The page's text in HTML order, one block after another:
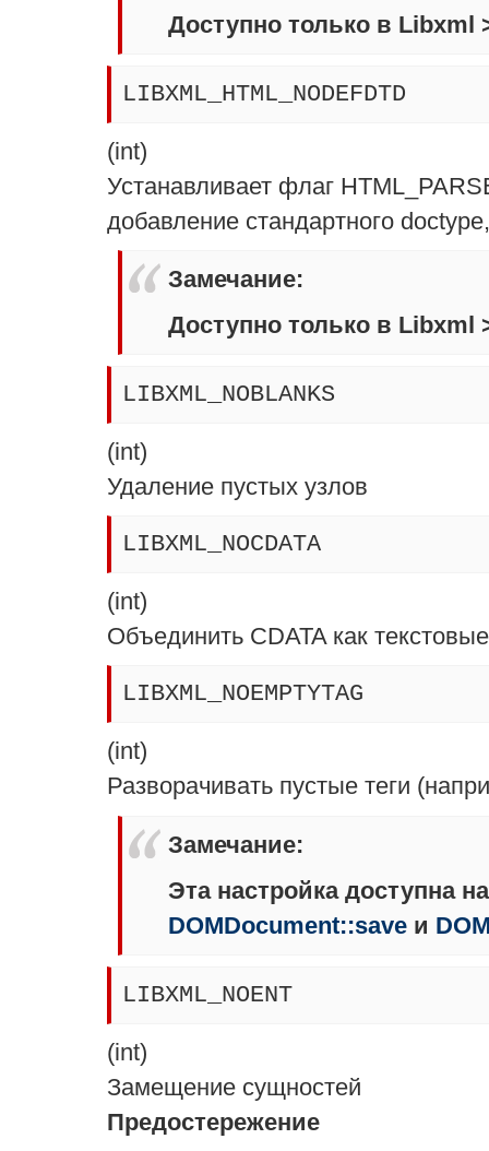
Доступно только в Libxml
LIBXML_HTML_NODEFDTD
(int)
Устанавливает флаг
добавление стандартного
Замечание:
Доступно только в Libxml
LIBXML_NOBLANKS
(int)
Удаление пустых узлов
LIBXML_NOCDATA
(int)
Объединить CDATA как
LIBXML_NOEMPTYTAG
(int)
Разворачивать пустые теги
Замечание:
Эта настройка доступна
DOMDocument::save и
LIBXML_NOENT
(int)
Замещение сущностей
Предостережение